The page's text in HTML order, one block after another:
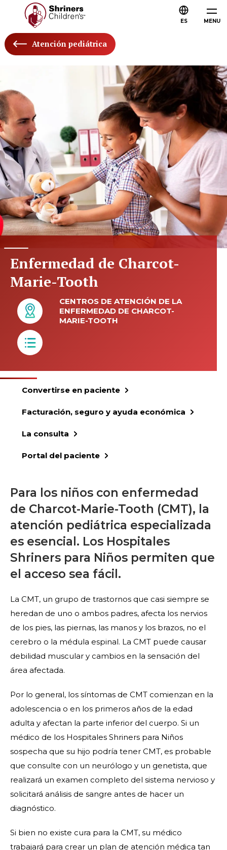
MENU
ES
Atención pediátrica
Enfermedad de Charcot-
Marie-Tooth
CENTROS DE ATENCIÓN DE LA
ENFERMEDAD DE CHARCOT-
MARIE-TOOTH
Convertirse en paciente
Facturación, seguro y ayuda económica
La consulta
Portal del paciente
Para los niños con enfermedad
de Charcot-Marie-Tooth (CMT), la
atención pediátrica especializada
es esencial. Los Hospitales
Shriners para Niños permiten que
el acceso sea fácil.
La CMT, un grupo de trastornos que casi siempre se
heredan de uno o ambos padres, afecta los nervios
de los pies, las piernas, las manos y los brazos, no el
cerebro o la médula espinal. La CMT puede causar
debilidad muscular y cambios en la sensación del
área afectada.
Por lo general, los síntomas de CMT comienzan en la
adolescencia o en los primeros años de la edad
adulta y afectan la parte inferior del cuerpo. Si un
médico de los Hospitales Shriners para Niños
sospecha que su hijo podría tener CMT, es probable
que consulte con un neurólogo y un genetista, que
realizará un examen completo del sistema nervioso y
solicitará análisis de sangre antes de hacer un
diagnóstico.
Si bien no existe cura para la CMT, su médico
trabajará para crear un plan de atención médica tan